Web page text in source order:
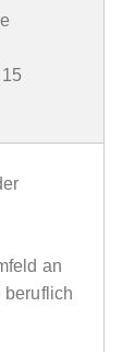
an
beruflich